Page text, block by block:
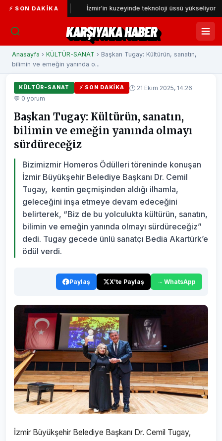
⚡ SON DAKIKAİzmir'in kuzeyinde teknoloji üssü yükseliyor
KARŞIYAKA HABER
Anasayfa › KÜLTÜR-SANAT › Başkan Tugay: Kültürün, sanatın,
bilimin ve emeğin yanında o...
KÜLTÜR-SANAT ⚡ SON DAKIKA
🕐 21 Ekim 2025, 14:26
💬 0 yorum
Başkan Tugay: Kültürün, sanatın,
bilimin ve emeğin yanında olmayı
sürdüreceğiz
Bizimizmir Homeros Ödülleri töreninde konuşan
İzmir Büyükşehir Belediye Başkanı Dr. Cemil
Tugay, kentin geçmişinden aldığı ilhamla,
geleceğini inşa etmeye devam edeceğini
belirterek, “Biz de bu yolculukta kültürün, sanatın,
bilimin ve emeğin yanında olmayı sürdüreceğiz”
dedi. Tugay gecede ünlü sanatçı Bedia Akartürk’e
ödül verdi.
Paylaş X'te Paylaş WhatsApp
İzmir Büyükşehir Belediye Başkanı Dr. Cemil Tugay,